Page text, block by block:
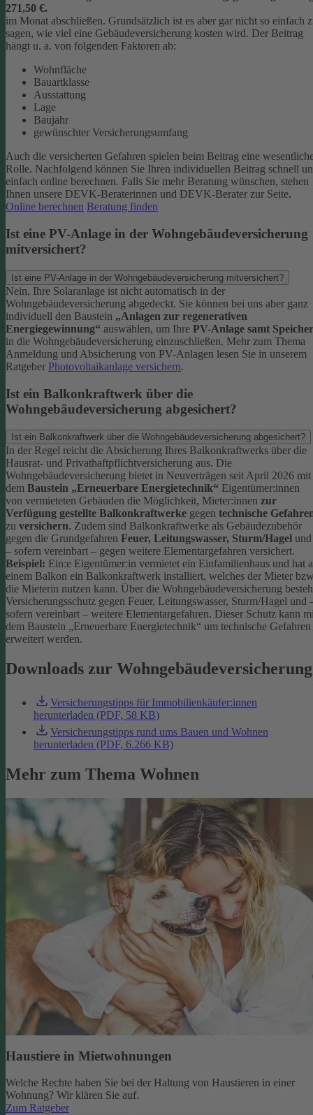
271,50 €.
im Monat abschließen. Grundsätzlich ist es aber gar nicht so einfach
sagen, wie viel eine Gebäudeversicherung kosten wird. Der Beitrag
hängt u. a. von folgenden Faktoren ab:
Wohnfläche
Bauartklasse
Ausstattung
Lage
Baujahr
gewünschter Versicherungsumfang
Auch die versicherten Gefahren spielen beim Beitrag eine
Rolle. Nachfolgend können Sie Ihren individuellen Beitrag schnell
einfach online berechnen. Falls Sie mehr Beratung wünschen, stehen
Ihnen unsere DEVK-Beraterinnen und DEVK-Berater zur Seite.
Online berechnen Beratung finden
Ist eine PV-Anlage in der Wohngebäudeversicherung
mitversichert?
Ist eine PV-Anlage in der Wohngebäudeversicherung mitversichert?
Nein, Ihre Solaranlage ist nicht automatisch in der
Wohngebäudeversicherung abgedeckt. Sie können bei uns aber ganz
individuell den Baustein „Anlagen zur regenerativen
Energiegewinnung“ auswählen, um Ihre PV-Anlage samt Speicher
in die Wohngebäudeversicherung einzuschließen. Mehr zum Thema
Anmeldung und Absicherung von PV-Anlagen lesen Sie in unserem
Ratgeber Photovoltaikanlage versichern.
Ist ein Balkonkraftwerk über die
Wohngebäudeversicherung abgesichert?
Ist ein Balkonkraftwerk über die Wohngebäudeversicherung abgesichert?
In der Regel reicht die Absicherung Ihres Balkonkraftwerks über die
Hausrat- und Privathaftpflichtversicherung aus. Die
Wohngebäudeversicherung bietet in Neuverträgen seit April 2026 mit
dem Baustein „Erneuerbare Energietechnik“ Eigentümer:innen
von vermieteten Gebäuden die Möglichkeit, Mieter:innen zur
Verfügung gestellte Balkonkraftwerke gegen technische
zu versichern. Zudem sind Balkonkraftwerke als Gebäudezubehör
gegen die Grundgefahren Feuer, Leitungswasser, Sturm/Hagel und
– sofern vereinbart – gegen weitere Elementargefahren versichert.
Beispiel: Ein:e Eigentümer:in vermietet ein Einfamilienhaus und hat
einem Balkon ein Balkonkraftwerk installiert, welches der Mieter
die Mieterin nutzen kann. Über die Wohngebäudeversicherung
Versicherungsschutz gegen Feuer, Leitungswasser, Sturm/Hagel und
sofern vereinbart – weitere Elementargefahren. Dieser Schutz kann
dem Baustein „Erneuerbare Energietechnik“ um technische Gefahren
erweitert werden.
Downloads zur Wohngebäudeversicherung
Versicherungstipps für Immobilienkäufer:innen
herunterladen (PDF, 58 KB)
Versicherungstipps rund ums Bauen und Wohnen
herunterladen (PDF, 6.266 KB)
Mehr zum Thema Wohnen
Haustiere in Mietwohnungen
Welche Rechte haben Sie bei der Haltung von Haustieren in einer
Wohnung? Wir klären Sie auf.
Zum Ratgeber